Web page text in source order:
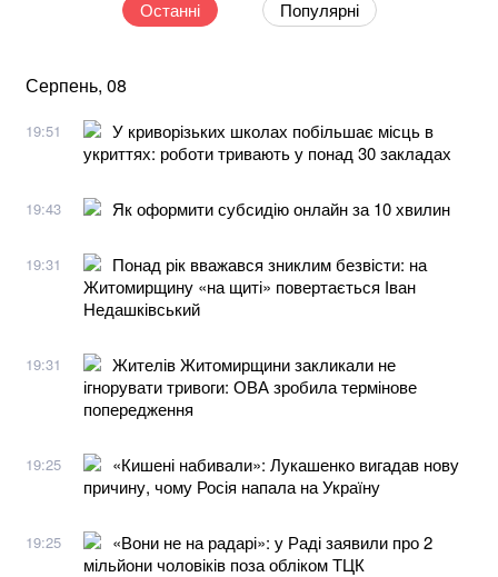
Останні Популярні
Серпень, 08
19:51
У криворізьких школах побільшає місць в
укриттях: роботи тривають у понад 30 закладах
19:43 Як оформити субсидію онлайн за 10 хвилин
19:31
Понад рік вважався зниклим безвісти: на
Житомирщину «на щиті» повертається Іван
Недашківський
19:31
Жителів Житомирщини закликали не
ігнорувати тривоги: ОВА зробила термінове
попередження
19:25
«Кишені набивали»: Лукашенко вигадав нову
причину, чому Росія напала на Україну
19:25
«Вони не на радарі»: у Раді заявили про 2
мільйони чоловіків поза обліком ТЦК